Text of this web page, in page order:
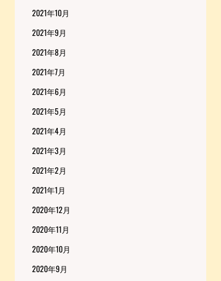
2021年10月
2021年9月
2021年8月
2021年7月
2021年6月
2021年5月
2021年4月
2021年3月
2021年2月
2021年1月
2020年12月
2020年11月
2020年10月
2020年9月